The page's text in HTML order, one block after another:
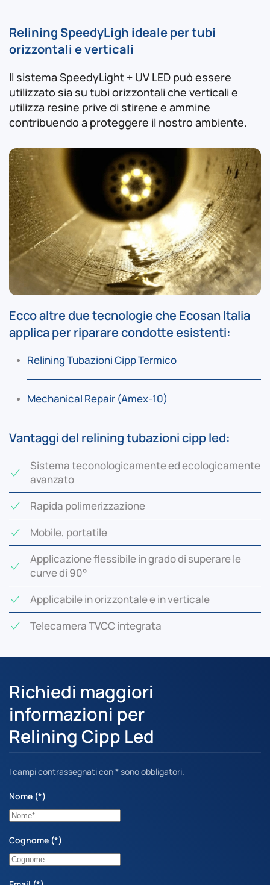
Relining SpeedyLigh ideale per tubi
orizzontali e verticali
Il sistema SpeedyLight + UV LED può essere
utilizzato sia su tubi orizzontali che verticali e
utilizza resine prive di stirene e ammine
contribuendo a proteggere il nostro ambiente.
Ecco altre due tecnologie che Ecosan Italia
applica per riparare condotte esistenti:
Relining Tubazioni Cipp Termico
Mechanical Repair (Amex-10)
Vantaggi del relining tubazioni cipp led:
Sistema teconologicamente ed ecologicamente
avanzato
Rapida polimerizzazione
Mobile, portatile
Applicazione flessibile in grado di superare le
curve di 90°
Applicabile in orizzontale e in verticale
Telecamera TVCC integrata
Richiedi maggiori
informazioni per
Relining Cipp Led
I campi contrassegnati con * sono obbligatori.
Nome (*)
Cognome (*)